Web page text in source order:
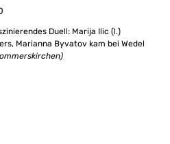
Duell: Marija Ilic (l.)
Marianna Byvatov kam bei Wedel